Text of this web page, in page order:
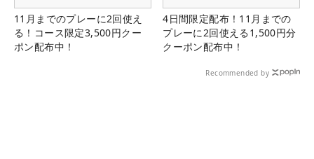
11月までのプレーに2回使え
る！コース限定3,500円クー
ポン配布中！
4日間限定配布！11月までの
プレーに2回使える1,500円分
クーポン配布中！
Recommended by